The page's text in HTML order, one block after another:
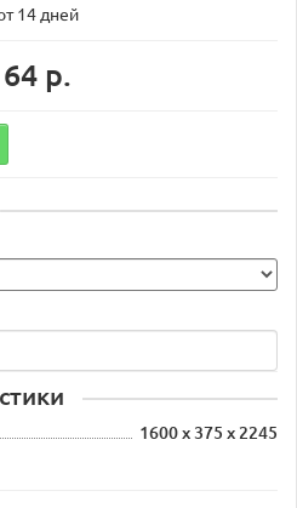
14 дней
р.
1600 х 375 х 2245